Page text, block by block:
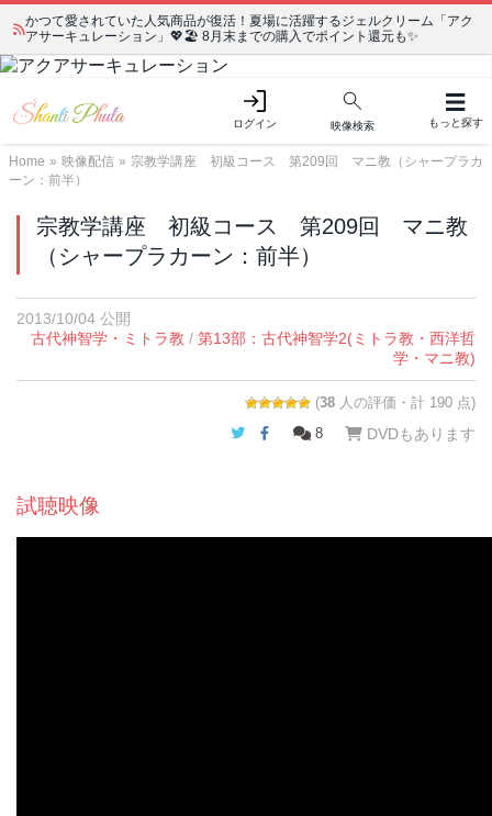
かつて愛されていた人気商品が復活！夏場に活躍するジェルクリーム「アク
アサーキュレーション」💖🏖️ 8月末までの購入でポイント還元も✨
ログイン 映像検索 もっと探す
Home » 映像配信 » 宗教学講座 初級コース 第209回 マニ教（シャープラカ
ーン：前半）
宗教学講座 初級コース 第209回 マニ教
（シャープラカーン：前半）
2013/10/04 公開
古代神智学・ミトラ教 / 第13部：古代神智学2(ミトラ教・西洋哲
学・マニ教)
(38 人の評価・計 190 点)
Twitter
Facebook
8 DVDもあります
試聴映像